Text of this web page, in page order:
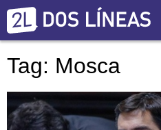
Tag: Mosca